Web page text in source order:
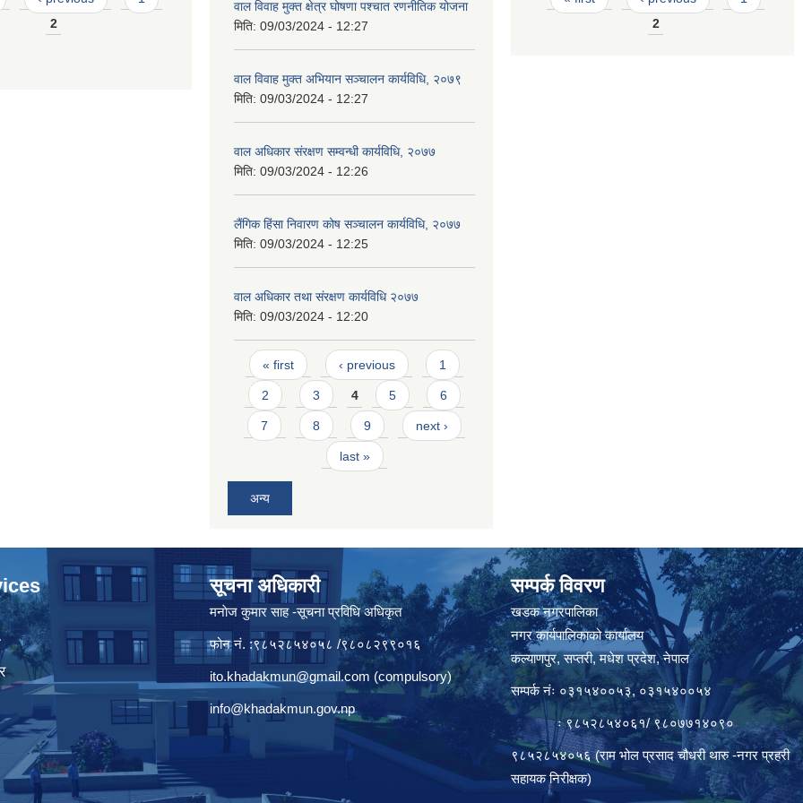
2
वाल विवाह मुक्त क्षेत्र घोषणा पश्चात रणनीतिक योजना
मिति: 09/03/2024 - 12:27
वाल विवाह मुक्त अभियान सञ्चालन कार्यविधि, २०७९
मिति: 09/03/2024 - 12:27
वाल अधिकार संरक्षण सम्वन्धी कार्यविधि, २०७७
मिति: 09/03/2024 - 12:26
लैंगिक हिंसा निवारण कोष सञ्चालन कार्यविधि, २०७७
मिति: 09/03/2024 - 12:25
वाल अधिकार तथा संरक्षण कार्यविधि २०७७
मिति: 09/03/2024 - 12:20
Pages
« first ‹ previous 1
2 3 4 5 6
7 8 9 next ›
last »
अन्य
2
सूचना अधिकारी
मनाेज कुमार साह -सूचना प्रविधि अधिकृत
फोन नं. :९८५२८५४०५८ /९८०८२९९०१६
ito.khadakmun@gmail.com (compulsory)
info@khadakmun.gov.np
सम्पर्क विवरण
खडक नगरपालिका
नगर कार्यपालिकाको कार्यालय
कल्याणपुर, सप्तरी, मधेश प्रदेश, नेपाल
सम्पर्क नंः ०३१५४००५३, ०३१५४००५४
ः ९८५२८५४०६१/ ९८०७७१४०९०
९८५२८५४०५६ (राम भोल प्रसाद चौधरी थारु -नगर प्रहरी
सहायक निरीक्षक)